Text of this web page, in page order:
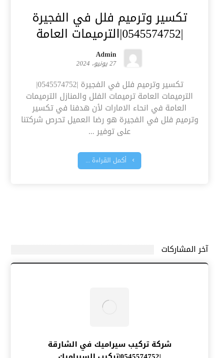
تكسير وترميم فلل في الفجيرة
|0545574752|الترميمات العامة
Admin
27 يونيو، 2024
تكسير وترميم فلل في الفجيرة |0545574752|
الترميمات العامة ترميمات الفلل والمنازل الترميمات
العامة في انحاء الامارات لأن هدفنا في تكسير
وترميم فلل في الفجيرة هو رضا العميل تحرص شركتنا
على توفير ...
أكمل القراءة ...
آخر المشاركات
شركة تركيب سيراميك في الشارقة